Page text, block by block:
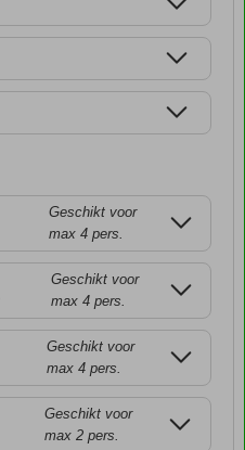
Geschikt voor
max 4 pers.
Geschikt voor
max 4 pers.
Geschikt voor
max 4 pers.
Geschikt voor
max 2 pers.